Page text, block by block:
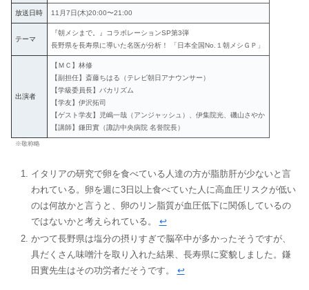
放送日時 11月7日(木)20:00〜21:00
テーマ
『朝メシまで。』コラボレーションSP第3弾
長野県を長寿県に導いた名医が分析！ 「日本全国No.１朝メシＧＰ」
出演者
【ＭＣ】林修
【副担任】斎藤ちはる（テレビ朝日アナウンサー）
【学級委員長】バカリズム
【学友】伊沢拓司
【ゲスト学友】児嶋一哉（アンジャッシュ）、伊集院光、磯山さやか
【講師】鎌田實（諏訪中央病院 名誉院長）
※敬称略
イタリアの研究で卵を食べている人達の方が脂肪肝が少ないと言
われている。卵を週に3日以上食べていた人に高血圧リスクが低い
のは何故かと言うと、卵のリン脂質が血圧低下に関係しているの
ではないかと考えられている。 ↩︎
かつて長野県は塩分の摂りすぎで脳卒中が多かったそうですが、
具だくさん味噌汁を取り入れた結果、長寿県に変貌しました。鎌
田實先生はその功労者だそうです。 ↩︎